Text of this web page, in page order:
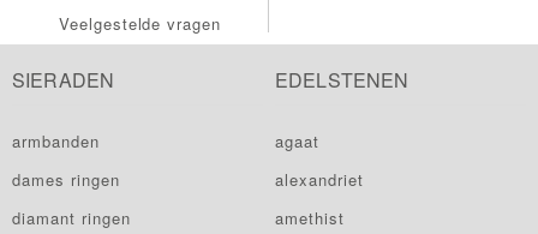
Veelgestelde vragen
SIERADEN
armbanden
dames ringen
diamant ringen
EDELSTENEN
agaat
alexandriet
amethist